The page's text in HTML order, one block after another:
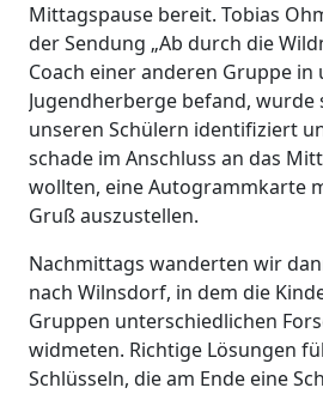
Mittagspause bereit. Tobias
der Sendung „Ab durch die
Coach einer anderen Gruppe in
Jugendherberge befand, wurde
unseren Schülern identifiziert
schade im Anschluss an das
wollten, eine Autogrammkarte
Gruß auszustellen.
Nachmittags wanderten wir
nach Wilnsdorf, in dem die
Gruppen unterschiedlichen
widmeten. Richtige Lösungen
Schlüsseln, die am Ende eine